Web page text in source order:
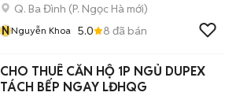
Q. Ba Đình (P. Ngọc Hà mới)
NNguyễn Khoa 5.0 8 đã bán
CHO THUÊ CĂN HỘ 1P NGỦ DUPEX
TÁCH BẾP NGAY LĐHQG